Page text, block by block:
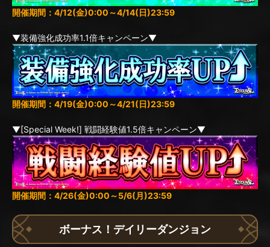
開催期間：4/12(金)0:00～4/14(日)23:59
▼装備強化成功率1.1倍キャンペーン▼
開催期間：4/19(金)0:00～4/21(日)23:59
▼[Special Week!] 戦闘経験値1.5倍キャンペーン▼
開催期間：4/26(金)0:00～5/6(月)23:59
ボーナス！デイリーダンジョン